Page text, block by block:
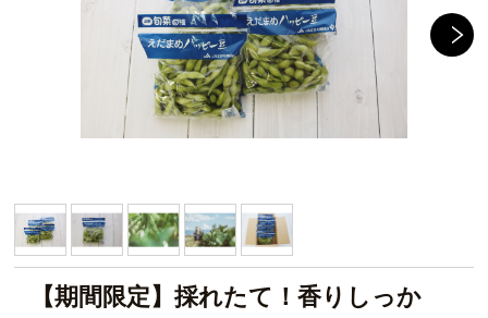
【期間限定】採れたて！香りしっか